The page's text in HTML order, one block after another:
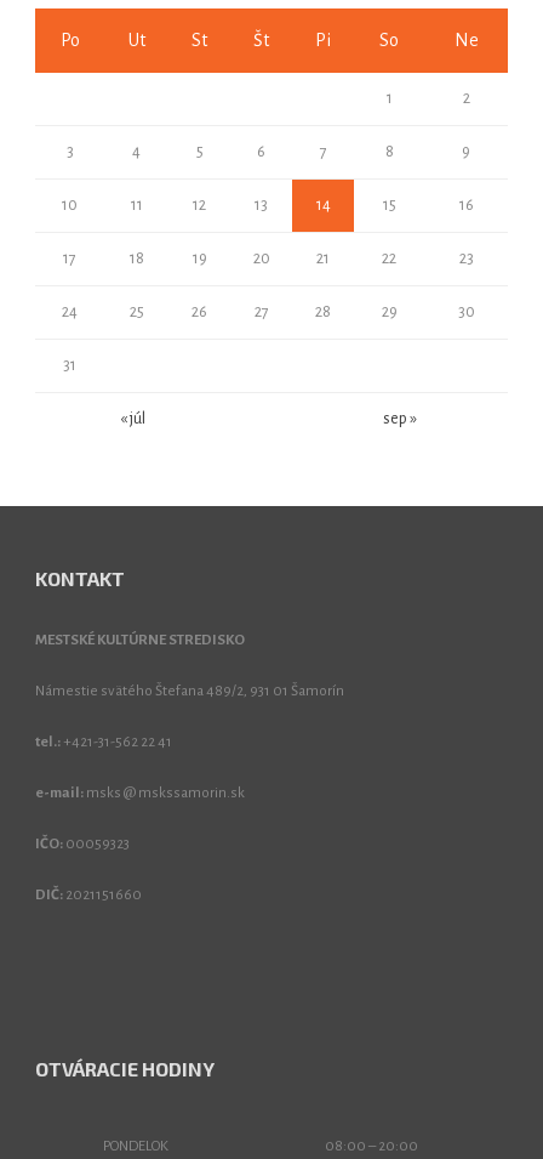
Po Ut St Št Pi So Ne
1 2
3 4 5 6 7 8 9
10 11 12 13 14 15 16
17 18 19 20 21 22 23
24 25 26 27 28 29 30
31
« júl sep »
KONTAKT
MESTSKÉ KULTÚRNE STREDISKO
Námestie svätého Štefana 489/2, 931 01 Šamorín
tel.: +421-31-562 22 41
e-mail: msks @ mskssamorin.sk
IČO: 00059323
DIČ: 2021151660
OTVÁRACIE HODINY
PONDELOK 08:00 – 20:00